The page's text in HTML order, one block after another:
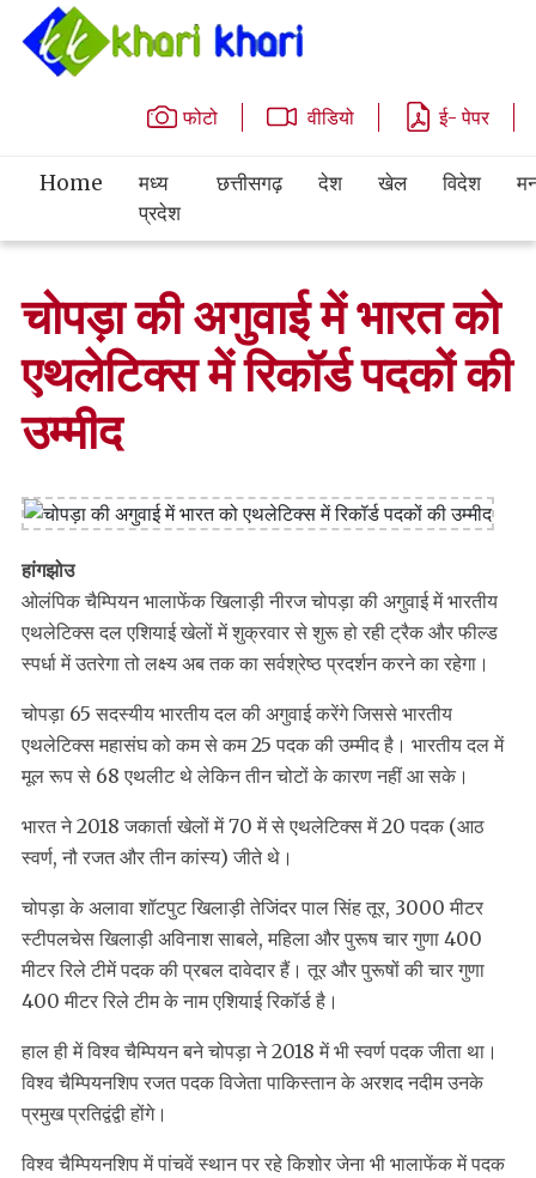
फोटो वीडियो ई- पेपर
Home
मध्य
प्रदेश
छत्तीसगढ़ देश खेल विदेश
चोपड़ा की अगुवाई में भारत को
एथलेटिक्स में रिकॉर्ड पदकों की
उम्मीद
हांगझोउ
ओलंपिक चैम्पियन भालाफेंक खिलाड़ी नीरज चोपड़ा की अगुवाई में भारतीय
एथलेटिक्स दल एशियाई खेलों में शुक्रवार से शुरू हो रही ट्रैक और फील्ड
स्पर्धा में उतरेगा तो लक्ष्य अब तक का सर्वश्रेष्ठ प्रदर्शन करने का रहेगा।
चोपड़ा 65 सदस्यीय भारतीय दल की अगुवाई करेंगे जिससे भारतीय
एथलेटिक्स महासंघ को कम से कम 25 पदक की उम्मीद है। भारतीय दल में
मूल रूप से 68 एथलीट थे लेकिन तीन चोटों के कारण नहीं आ सके।
भारत ने 2018 जकार्ता खेलों में 70 में से एथलेटिक्स में 20 पदक (आठ
स्वर्ण, नौ रजत और तीन कांस्य) जीते थे।
चोपड़ा के अलावा शॉटपुट खिलाड़ी तेजिंदर पाल सिंह तूर, 3000 मीटर
स्टीपलचेस खिलाड़ी अविनाश साबले, महिला और पुरूष चार गुणा 400
मीटर रिले टीमें पदक की प्रबल दावेदार हैं। तूर और पुरूषों की चार गुणा
400 मीटर रिले टीम के नाम एशियाई रिकॉर्ड है।
हाल ही में विश्व चैम्पियन बने चोपड़ा ने 2018 में भी स्वर्ण पदक जीता था।
विश्व चैम्पियनशिप रजत पदक विजेता पाकिस्तान के अरशद नदीम उनके
प्रमुख प्रतिद्वंद्वी होंगे।
विश्व चैम्पियनशिप में पांचवें स्थान पर रहे किशोर जेना भी भालाफेंक में पदक